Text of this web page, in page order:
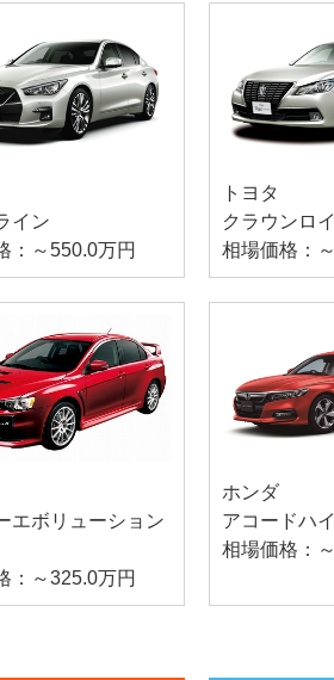
イン
：～550.0万円
トヨタ
クラウンロ
相場価格：
エボリューション
：～325.0万円
ホンダ
アコードハ
相場価格：